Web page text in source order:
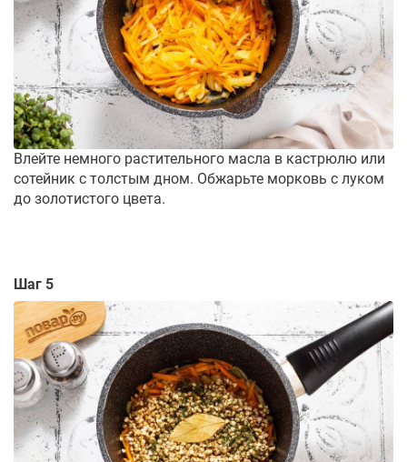
Влейте немного растительного масла в кастрюлю или
сотейник с толстым дном. Обжарьте морковь с луком
до золотистого цвета.
Шаг 5